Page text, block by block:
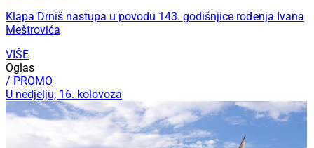
Klapa Drniš nastupa u povodu 143. godišnjice rođenja Ivana
Meštrovića
VIŠE
Oglas
/ PROMO
U nedjelju, 16. kolovoza